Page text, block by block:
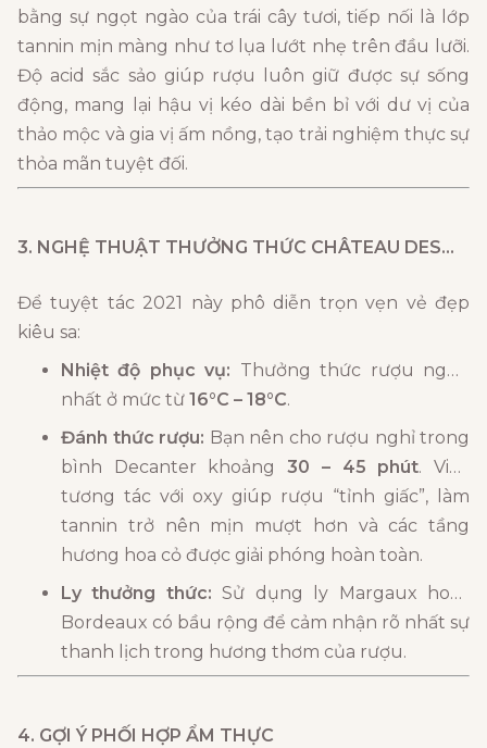
bằng sự ngọt ngào của trái cây tươi, tiếp nối là lớp
tannin mịn màng như tơ lụa lướt nhẹ trên đầu lưỡi.
Độ acid sắc sảo giúp rượu luôn giữ được sự sống
động, mang lại hậu vị kéo dài bền bỉ với dư vị của
thảo mộc và gia vị ấm nồng, tạo trải nghiệm thực sự
thỏa mãn tuyệt đối.
3. NGHỆ THUẬT THƯỞNG THỨC CHÂTEAU DESMIRAIL
Để tuyệt tác 2021 này phô diễn trọn vẹn vẻ đẹp
kiêu sa:
Nhiệt độ phục vụ: Thưởng thức rượu ngon
nhất ở mức từ 16°C – 18°C.
Đánh thức rượu: Bạn nên cho rượu nghỉ trong
bình Decanter khoảng30 – 45 phút. Việc
tương tác với oxy giúp rượu “tỉnh giấc”, làm
tannin trở nên mịn mượt hơn và các tầng
hương hoa cỏ được giải phóng hoàn toàn.
Ly thưởng thức: Sử dụng ly Margaux hoặc
Bordeaux có bầu rộng để cảm nhận rõ nhất sự
thanh lịch trong hương thơm của rượu.
4. GỢI Ý PHỐI HỢP ẨM THỰC